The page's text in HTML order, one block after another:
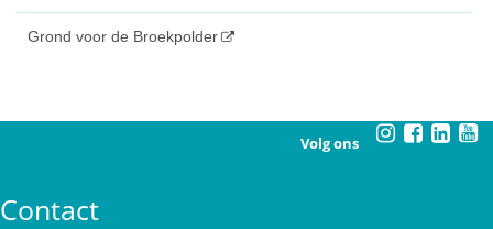
Grond voor de Broekpolder
Volg ons
Contact